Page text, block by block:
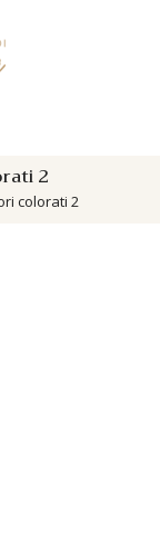
2
colorati 2